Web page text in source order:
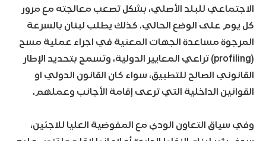
الاجتماعي للبلد الأصلي، بشكل تصعب معالجته مع مرور
كل يوم على الوضع الحالي. كذلك يطلب لبنان بالسرعة
المرجوة مساعدة الجهات المعنية في اجراء عملية مسح
(profiling) تراعي المعايير الدولية، وتسمح بتحديد الإطار
القانوني الصالح للتطبيق، سواء كان القانون الدولي او
القوانين الداخلية التي ترعى إقامة الأجانب وعملهم.
وفي سياق التعاون الودي مع المفوضية العليا للاجئين،